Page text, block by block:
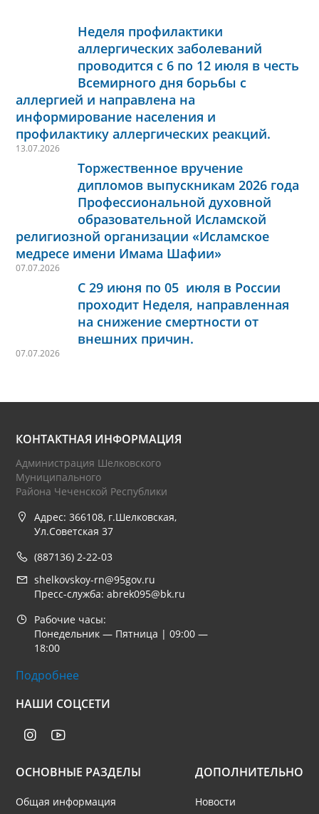
Неделя профилактики
аллергических заболеваний
проводится с 6 по 12 июля в честь
Всемирного дня борьбы с
аллергией и направлена на
информирование населения и
профилактику аллергических реакций.
13.07.2026
Торжественное вручение
дипломов выпускникам 2026 года
Профессиональной духовной
образовательной Исламской
религиозной организации «Исламское
медресе имени Имама Шафии»
07.07.2026
С 29 июня по 05 июля в России
проходит Неделя, направленная
на снижение смертности от
внешних причин.
07.07.2026
КОНТАКТНАЯ ИНФОРМАЦИЯ
Администрация Шелковского
Муниципального
Района Чеченской Республики
Адрес: 366108, г.Шелковская,
Ул.Советская 37
(887136) 2-22-03
shelkovskoy-rn@95gov.ru
Пресс-служба: abrek095@bk.ru
Рабочие часы:
Понедельник — Пятница | 09:00 —
18:00
Подробнее
НАШИ СОЦСЕТИ
ОСНОВНЫЕ РАЗДЕЛЫ
Общая информация
ДОПОЛНИТЕЛЬНО
Новости